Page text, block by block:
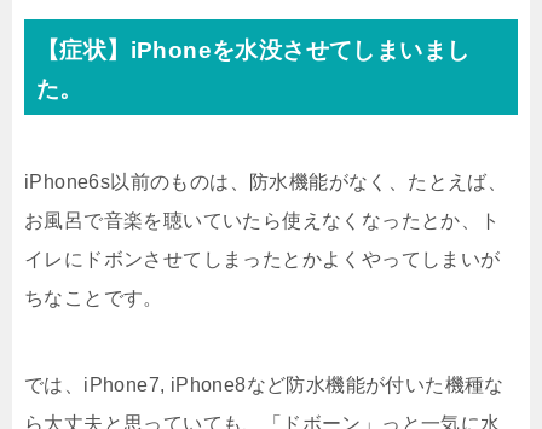
【症状】iPhoneを水没させてしまいまし
た。
iPhone6s以前のものは、防水機能がなく、たとえば、
お風呂で音楽を聴いていたら使えなくなったとか、ト
イレにドボンさせてしまったとかよくやってしまいが
ちなことです。
では、iPhone7, iPhone8など防水機能が付いた機種な
ら大丈夫と思っていても、「ドボーン」っと一気に水